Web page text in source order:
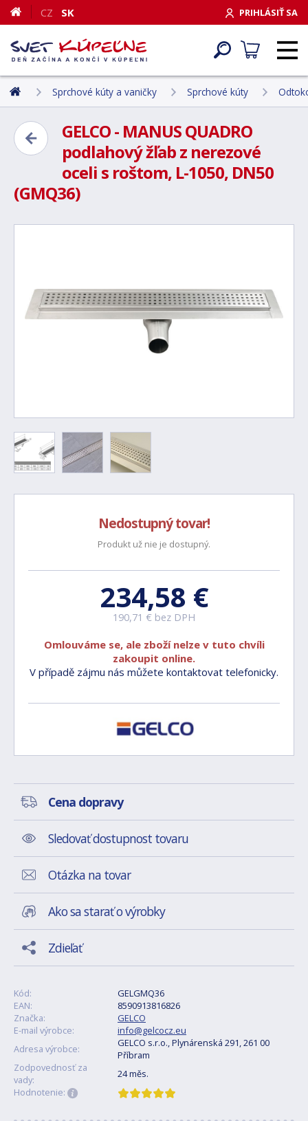
PRIHLÁSIŤ SA
CZ SK
Sprchové kúty a vaničky Sprchové kúty
GELCO - MANUS QUADRO
podlahový žľab z nerezové
oceli s roštom, L-1050, DN50
(GMQ36)
Nedostupný tovar!
Produkt už nie je dostupný.
234,58 €
190,71 € bez DPH
Omlouváme se, ale zboží nelze v tuto chvíli
zakoupit online.
V případě zájmu nás můžete kontaktovat telefonicky.
Cena dopravy
Sledovať dostupnost tovaru
Otázka na tovar
Ako sa starať o výrobky
Zdieľať
Kód:
GELGMQ36
EAN:
8590913816826
Značka:
GELCO
E-mail výrobce:
info@gelcocz.eu
Adresa výrobce:
GELCO s.r.o., Plynárenská 291, 261 00
Příbram
Zodpovednosť za
vady:
24 měs.
Hodnotenie: